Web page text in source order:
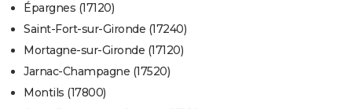
Épargnes (17120)
Saint-Fort-sur-Gironde (17240)
Mortagne-sur-Gironde (17120)
Jarnac-Champagne (17520)
Montils (17800)